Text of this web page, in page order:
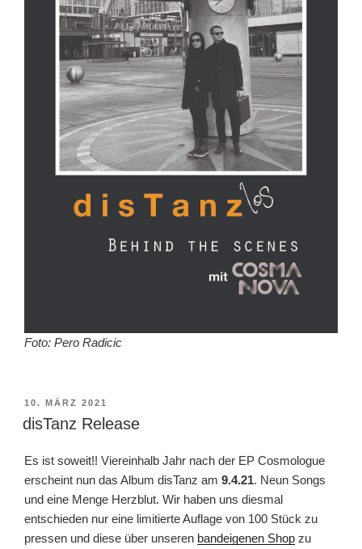
Foto: Pero Radicic
VERÖFFENTLICHT
AM
10. MÄRZ 2021
disTanz Release
Es ist soweit!! Viereinhalb Jahr nach der EP Cosmologue
erscheint nun das Album disTanz am 9.4.21. Neun Songs
und eine Menge Herzblut. Wir haben uns diesmal
entschieden nur eine limitierte Auflage von 100 Stück zu
pressen und diese über unseren bandeigenen Shop zu